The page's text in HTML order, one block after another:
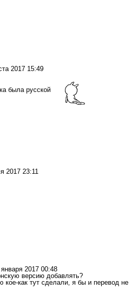
2017 15:49
была русской
2017 23:11
2017 00:48
версию добавлять?
кое-как тут сделали, я бы и перевод не